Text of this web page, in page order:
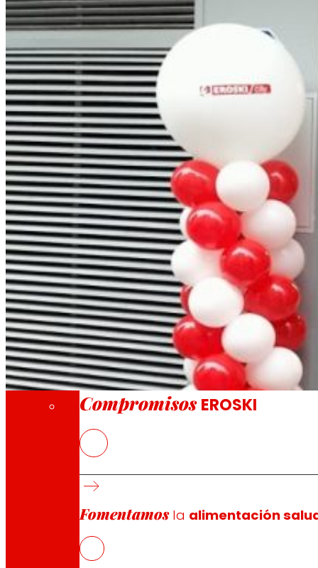
Así somos
Todo nuestro ADN: un viaje por la misión, la
Cooperativa
Somos por y para las personas. Descubre
Fundación
A través de nuestra Fundación impulsamos
Compromisos
Compromisos EROSKI
Fomentamosla alimentación
El nuevo EROSKI/City ofrece un servicio
EROSKI mantiene el ritmo de aperturas
ha inaugurado un nuevo supermercado
apuesta por los productos locales y frescos de